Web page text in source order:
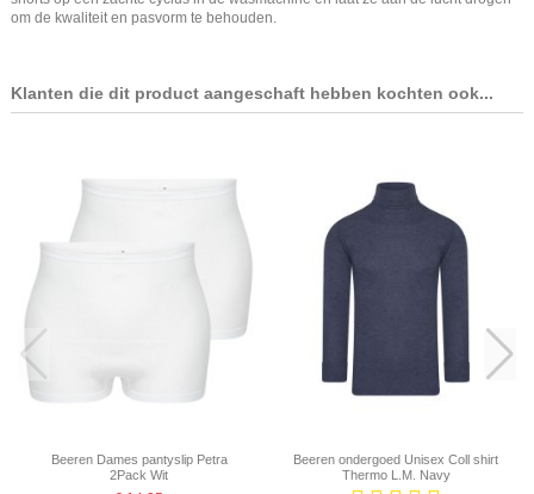
om de kwaliteit en pasvorm te behouden.
Klanten die dit product aangeschaft hebben kochten ook...
Beeren Dames pantyslip Petra
2Pack Wit
Beeren ondergoed Unisex Coll shirt
Thermo L.M. Navy